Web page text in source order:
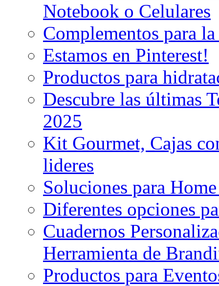
Notebook o Celulares
Complementos para
Estamos en Pinterest!
Productos para
Descubre las últimas
2025
Kit Gourmet, Cajas
lideres
Soluciones para
Diferentes opciones
Cuadernos
Herramienta de
Productos para